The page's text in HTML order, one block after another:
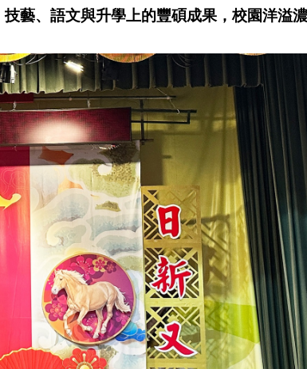
藝、語文與升學上的豐碩成果，校園洋溢